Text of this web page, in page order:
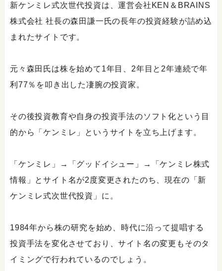
新ケンミレ式次世代投資は、運営会社KEN＆BRAINS
株式会社 社長の森田謙一氏の長年の投資経験が詰め込
まれたサイトです。
元々森田氏は株を始めて1年目、2年目と2年連続で年
利77％を叩き出した凄腕の投資家。
その後投資教育や自身の投資手法のソフト化という目
的から「ケンミレ」というサイトを立ち上げます。
「ケンミレ」→「グッドイシュー」→「ケンミレ株式
情報」とサイト名が2度変更されたのち、現在の「新
ケンミレ式次世代投資」に。
1984年から株の研究を始め、時代に沿って提唱する
投資手法を変化させており、サイト名の変更もそのタ
イミングで行われているのでしょう。